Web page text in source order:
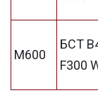
М600
БСТ
F300